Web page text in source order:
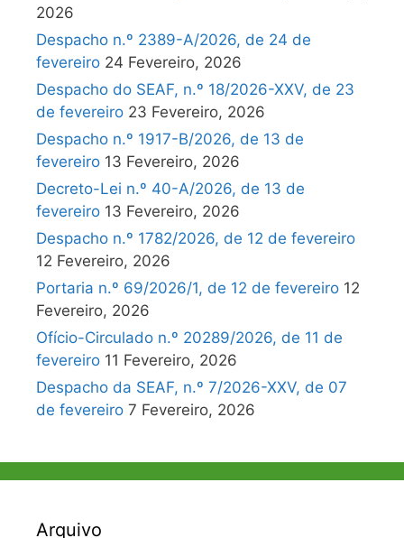
2026
Despacho n.º 2389-A/2026, de 24 de
fevereiro 24 Fevereiro, 2026
Despacho do SEAF, n.º 18/2026-XXV, de 23
de fevereiro 23 Fevereiro, 2026
Despacho n.º 1917-B/2026, de 13 de
fevereiro 13 Fevereiro, 2026
Decreto-Lei n.º 40-A/2026, de 13 de
fevereiro 13 Fevereiro, 2026
Despacho n.º 1782/2026, de 12 de fevereiro
12 Fevereiro, 2026
Portaria n.º 69/2026/1, de 12 de fevereiro 12
Fevereiro, 2026
Ofício-Circulado n.º 20289/2026, de 11 de
fevereiro 11 Fevereiro, 2026
Despacho da SEAF, n.º 7/2026-XXV, de 07
de fevereiro 7 Fevereiro, 2026
Arquivo